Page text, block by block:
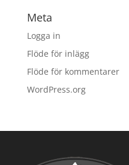
Meta
Logga in
Flöde för inlägg
Flöde för kommentarer
WordPress.org